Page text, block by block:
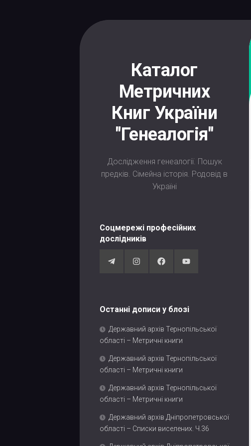
Каталог
Метричних
Книг України
"Генеалогія"
Дослідження генеалогії. Пошук
предків. Сімейна історія. Родовід в
Україні
Соцмережі професійних
дослідників
Останні дописи у блозі
Державний архів Тернопільської
області – Метричні книги
Державний архів Тернопільської
області – Метричні книги
Державний архів Тернопільської
області – Метричні книги
Державний архів Дніпропетровської
області – Списки виселених. Ч.36